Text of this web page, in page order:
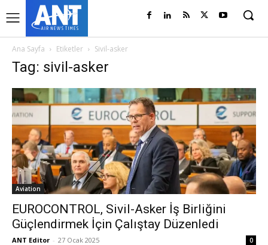
Ana Sayfa Etiketler Sivil-asker
Tag: sivil-asker
Aviation
EUROCONTROL, Sivil-Asker İş Birliğini
Güçlendirmek İçin Çalıştay Düzenledi
ANT Editor - 27 Ocak 2025 0